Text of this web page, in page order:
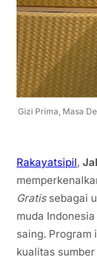
Gizi Prima, Masa
Rakayatsipil,
Gratissebagai
muda
saing. Program
kualitas